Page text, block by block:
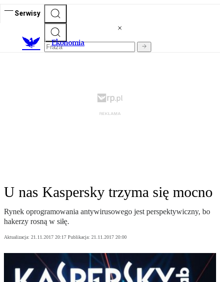
Serwisy
Ekonomia
U nas Kaspersky trzyma się mocno
Rynek oprogramowania antywirusowego jest perspektywiczny, bo
hakerzy rosną w siłę.
Aktualizacja: 21.11.2017 20:17 Publikacja: 21.11.2017 20:00